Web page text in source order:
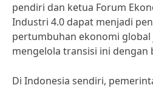
pendiri dan ketua Forum
Industri 4.0 dapat menjadi
pertumbuhan ekonomi
mengelola transisi ini dengan
Di Indonesia sendiri,